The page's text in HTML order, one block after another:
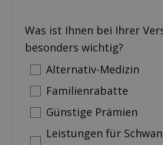
Was ist Ihnen bei Ihrer
besonders wichtig?
Alternativ-Medizin
Familienrabatte
Günstige Prämien
Leistungen für